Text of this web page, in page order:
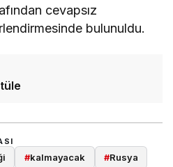
cevapsız
bulunuldu.
#kalmayacak #Rusya